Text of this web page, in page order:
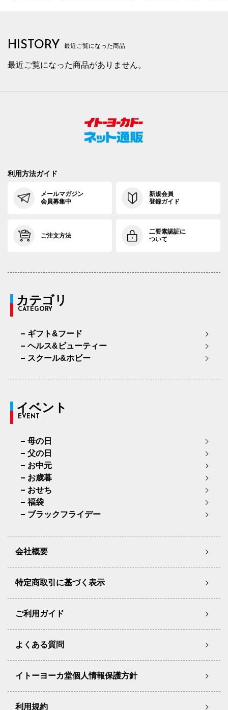
HISTORY 最近ご覧になった商品
最近ご覧になった商品がありません。
利用方法ガイド
メールマガジン
会員募集中
新規会員
登録ガイド
ご注文方法
二要素認証に
ついて
カテゴリ
CATEGORY
ギフト&フード
ヘルス&ビューティー
スクール&ホビー
イベント
EVENT
母の日
父の日
お中元
お歳暮
おせち
福袋
ブラックフライデー
会社概要
特定商取引に基づく表示
ご利用ガイド
よくある質問
イトーヨーカ堂個人情報保護方針
利用規約